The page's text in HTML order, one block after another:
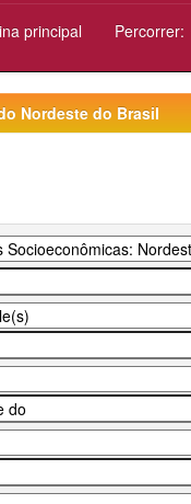
principal Percorrer:
Nordeste do Brasil